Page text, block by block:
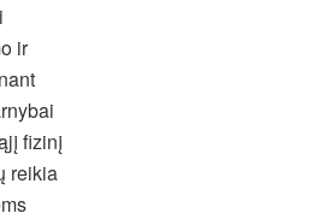
ir
fizinį
reikia